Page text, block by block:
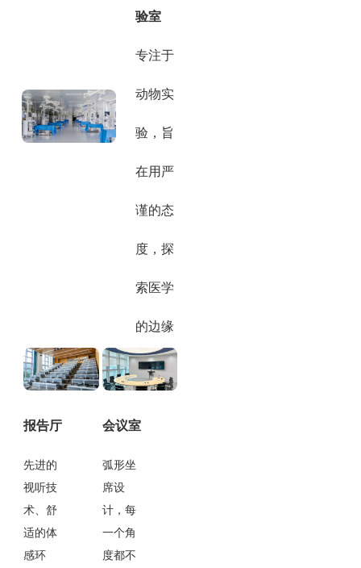
验室
专注于
动物实
验，旨
在用严
谨的态
度，探
索医学
的边缘
报告厅
先进的
视听技
术、舒
适的体
感环
会议室
弧形坐
席设
计，每
一个角
度都不